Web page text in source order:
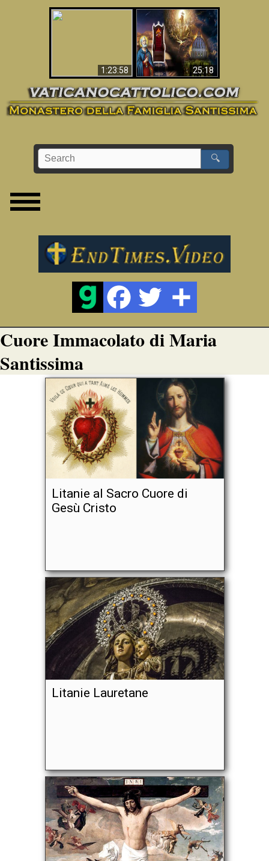
1:23:58 25:18
La Bibbia ha previsto
70 anni senza Papa?
🔍
Cuore Immacolato di Maria
Santissima
Litanie al Sacro Cuore di
Gesù Cristo
Litanie Lauretane